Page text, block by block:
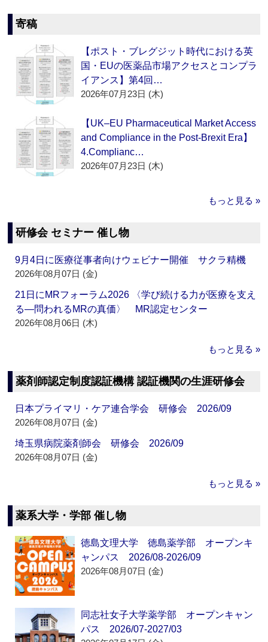
寄稿
【ポスト・ブレグジット時代における英
国・EUの医薬品市場アクセスとコンプラ
イアンス】第4回…
2026年07月23日 (木)
【UK–EU Pharmaceutical Market Access
and Compliance in the Post-Brexit Era】
4.Complianc…
2026年07月23日 (木)
もっと見る »
研修会 セミナー 催し物
9月4日に医療従事者向けウェビナー開催 サクラ精機
2026年08月07日 (金)
21日にMRフォーラム2026 〈学び続ける力が医療を支え
る―問われるMRの真価〉 MR認定センター
2026年08月06日 (木)
もっと見る »
薬剤師認定制度認証機構 認証機関の生涯研修会
日本プライマリ・ケア連合学会 研修会 2026/09
2026年08月07日 (金)
埼玉県病院薬剤師会 研修会 2026/09
2026年08月07日 (金)
もっと見る »
薬系大学・学部 催し物
徳島文理大学 徳島薬学部 オープンキ
ャンパス 2026/08-2026/09
2026年08月07日 (金)
同志社女子大学薬学部 オープンキャン
パス 2026/07-2027/03